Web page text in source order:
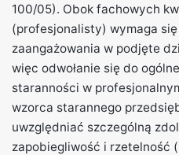
100/05). Obok fachowych
(profesjonalisty) wymaga
zaangażowania w podjęte
więc odwołanie się do
staranności w
wzorca starannego
uwzględniać szczególną
zapobiegliwość i rzetelność